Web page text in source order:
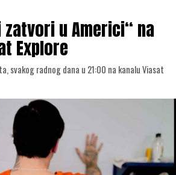
u Americi“ na
Explore
svakog radnog dana u 21:00 na kanalu Viasat